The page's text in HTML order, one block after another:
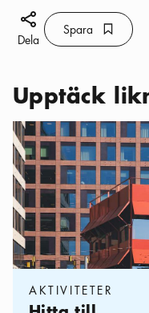
Dela ikon
Dela
Spara
Spara
Upptäck
Kategorier: Aktiviteter
AKTIVITETER